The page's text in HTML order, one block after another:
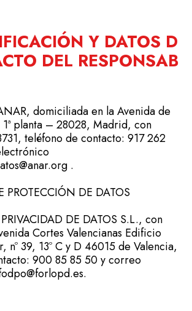
Y DATOS D
DEL RESPONSAB
domiciliada en la Avenida de
planta – 28028, Madrid, con
teléfono de contacto: 917 262
.
PROTECCIÓN DE DATOS
DE DATOS S.L., con
Cortes Valencianas Edificio
nº 39, 13º C y D 46015 de Valencia,
900 85 85 50 y correo
.